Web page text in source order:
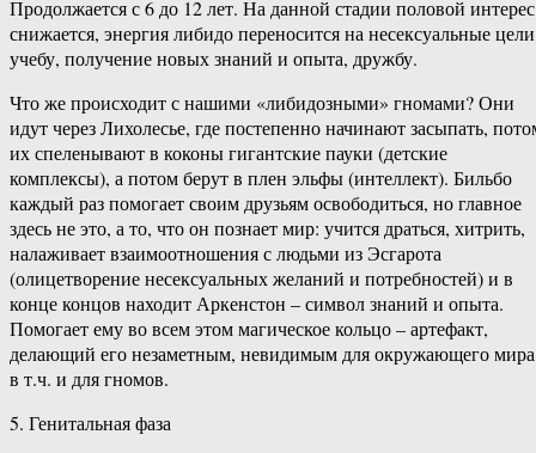
Продолжается с 6 до 12 лет. На данной стадии половой интерес
снижается, энергия либидо переносится на несексуальные
учебу, получение новых знаний и опыта, дружбу.
Что же происходит с нашими «либидозными» гномами? Они
идут через Лихолесье, где постепенно начинают засыпать,
их спеленывают в коконы гигантские пауки (детские
комплексы), а потом берут в плен эльфы (интеллект). Бильбо
каждый раз помогает своим друзьям освободиться, но главное
здесь не это, а то, что он познает мир: учится драться, хитрить,
налаживает взаимоотношения с людьми из Эсгарота
(олицетворение несексуальных желаний и потребностей) и в
конце концов находит Аркенстон – символ знаний и опыта.
Помогает ему во всем этом магическое кольцо – артефакт,
делающий его незаметным, невидимым для окружающего
в т.ч. и для гномов.
5. Генитальная фаза